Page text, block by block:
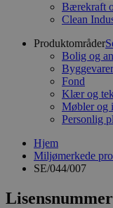
Bærekraft
Clean
Produktområder
Bolig og
Fond
Klær og
Møbler og
Personlig
Hjem
Miljømerkede
SE/044/007